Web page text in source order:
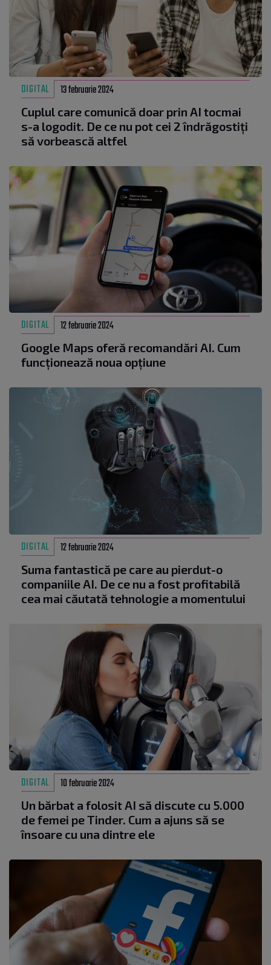
DIGITAL 13 februarie 2024
Cuplul care comunică doar prin AI tocmai
s-a logodit. De ce nu pot cei 2 îndrăgostiți
să vorbească altfel
DIGITAL 12 februarie 2024
Google Maps oferă recomandări AI. Cum
funcționează noua opțiune
DIGITAL 12 februarie 2024
Suma fantastică pe care au pierdut-o
companiile AI. De ce nu a fost profitabilă
cea mai căutată tehnologie a momentului
DIGITAL 10 februarie 2024
Un bărbat a folosit AI să discute cu 5.000
de femei pe Tinder. Cum a ajuns să se
însoare cu una dintre ele